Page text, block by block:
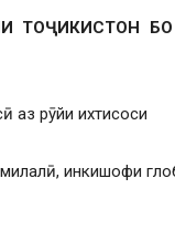
ТОҶИКИСТОН
аз рӯйи ихтисоси
инкишофи